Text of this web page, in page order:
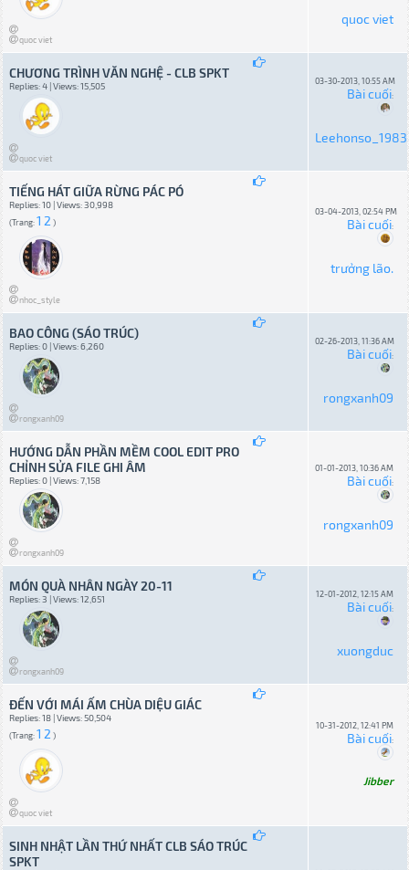
quoc viet
quoc viet
CHƯƠNG TRÌNH VĂN NGHỆ - CLB SPKT
Replies: 4 | Views: 15,505
quoc viet
03-30-2013, 10:55 AM
Bài cuối:
Leehonso_1983
TIẾNG HÁT GIỮA RỪNG PÁC PÓ
Replies: 10 | Views: 30,998
(Trang:1 2 )
nhoc_style
03-04-2013, 02:54 PM
Bài cuối:
trưởng lão.
BAO CÔNG (SÁO TRÚC)
Replies: 0 | Views: 6,260
rongxanh09
02-26-2013, 11:36 AM
Bài cuối:
rongxanh09
HƯỚNG DẪN PHẦN MỀM COOL EDIT PRO
CHỈNH SỬA FILE GHI ÂM
Replies: 0 | Views: 7,158
rongxanh09
01-01-2013, 10:36 AM
Bài cuối:
rongxanh09
MÓN QUÀ NHÂN NGÀY 20-11
Replies: 3 | Views: 12,651
rongxanh09
12-01-2012, 12:15 AM
Bài cuối:
xuongduc
ĐẾN VỚI MÁI ẤM CHÙA DIỆU GIÁC
Replies: 18 | Views: 50,504
(Trang:1 2 )
quoc viet
10-31-2012, 12:41 PM
Bài cuối:
Jibber
SINH NHẬT LẦN THỨ NHẤT CLB SÁO TRÚC
SPKT